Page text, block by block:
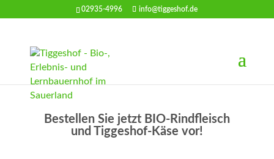
02935-4996 info@tiggeshof.de
Bestellen Sie jetzt BIO-Rindfleisch
und Tiggeshof-Käse vor!